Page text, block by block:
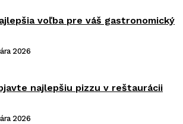
voľba pre váš gastronomický
2026
najlepšiu pizzu v reštaurácii
2026